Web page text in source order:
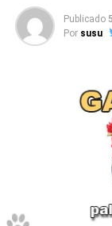
E esses
Não
Publicado
Por susu